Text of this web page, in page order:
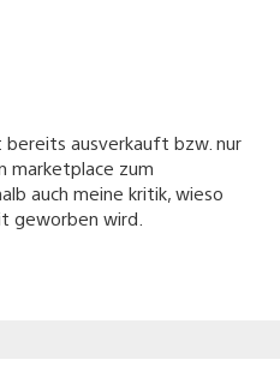
ausverkauft bzw. nur
marketplace zum
auch meine kritik, wieso
geworben wird.